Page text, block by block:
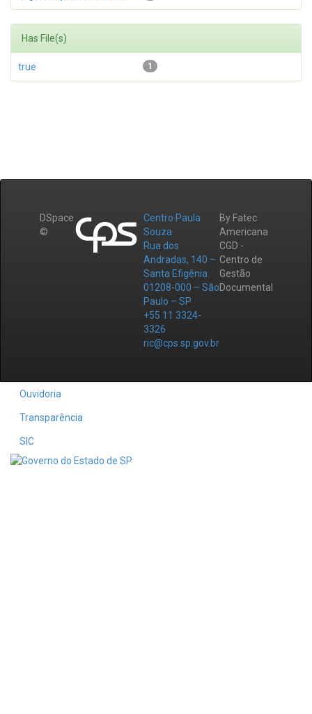
Has File(s)
1
true
DSpace
©
Centro Paula
Souza
Rua dos
Andradas, 140 –
Santa Efigênia
01208-000 – São
Paulo – SP
+55 11 3324-
3326
ric@cps.sp.gov.br
By Fatec
Americana
CGD -
Centro de
Gestão
Documental
Ouvidoria
Transparência
SIC